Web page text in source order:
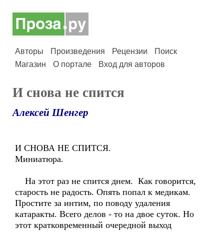
Авторы Произведения Рецензии
Поиск
Магазин
О портале Вход для авторов
И снова не спится
Алексей Шенгер
И СНОВА НЕ СПИТСЯ.
Миниатюра.
На этот раз не спится днем. Как говорится,
старость не радость. Опять попал к медикам.
Простите за интим, по поводу удаления
катаракты. Всего делов - то на двое суток. Но
этот кратковременный очередной выход